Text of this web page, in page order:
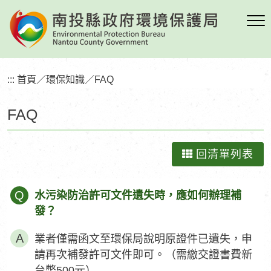
到
要
塊FAQ
::: 首頁 ／環保知識／FAQ
回清單列表
Q
水污染防治許可文件遺失時，應如何辦理補
發？
業者僅需函文至環保局說明原證件已遺失，申
請再次補發許可文件即可。（需繳交證書費新